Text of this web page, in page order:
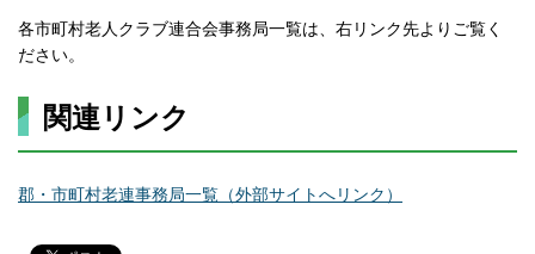
各市町村老人クラブ連合会事務局一覧は、右リンク先よりご覧く
ださい。
関連リンク
郡・市町村老連事務局一覧（外部サイトへリンク）